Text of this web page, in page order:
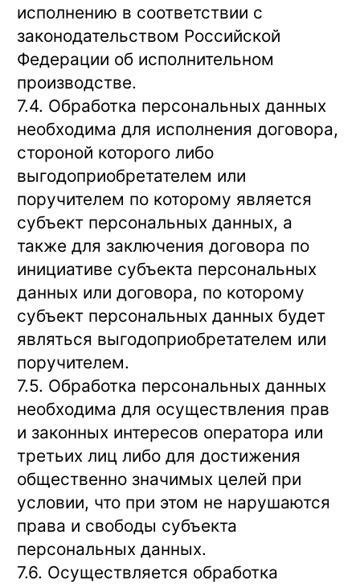
исполнению в соответствии с
законодательством Российской
Федерации об исполнительном
производстве.
7.4. Обработка персональных данных
необходима для исполнения договора,
стороной которого либо
выгодоприобретателем или
поручителем по которому является
субъект персональных данных, а
также для заключения договора по
инициативе субъекта персональных
данных или договора, по которому
субъект персональных данных будет
являться выгодоприобретателем или
поручителем.
7.5. Обработка персональных данных
необходима для осуществления прав
и законных интересов оператора или
третьих лиц либо для достижения
общественно значимых целей при
условии, что при этом не нарушаются
права и свободы субъекта
персональных данных.
7.6. Осуществляется обработка